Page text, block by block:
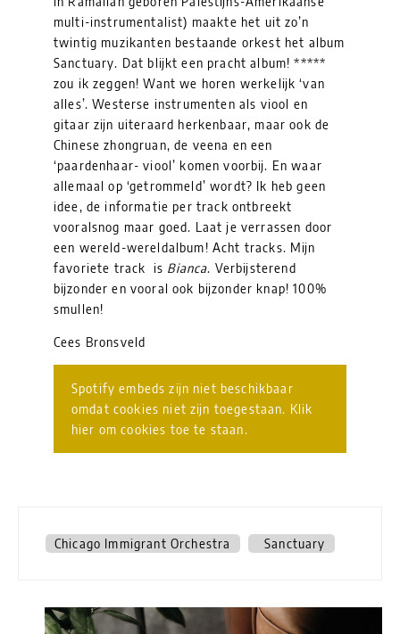
multi-instrumentalist) maakte het uit zo’n
twintig muzikanten bestaande orkest het album
Sanctuary. Dat blijkt een pracht album! *****
zou ik zeggen! Want we horen werkelijk ‘van
alles’. Westerse instrumenten als viool en
gitaar zijn uiteraard herkenbaar, maar ook de
Chinese zhongruan, de veena en een
‘paardenhaar- viool’ komen voorbij. En waar
allemaal op ‘getrommeld’ wordt? Ik heb geen
idee, de informatie per track ontbreekt
vooralsnog maar goed. Laat je verrassen door
een wereld-wereldalbum! Acht tracks. Mijn
favoriete track is Bianca. Verbijsterend
bijzonder en vooral ook bijzonder knap! 100%
smullen!
Cees Bronsveld
Spotify embeds zijn niet beschikbaar
omdat cookies niet zijn toegestaan. Klik
hier om cookies toe te staan.
Chicago Immigrant Orchestra Sanctuary